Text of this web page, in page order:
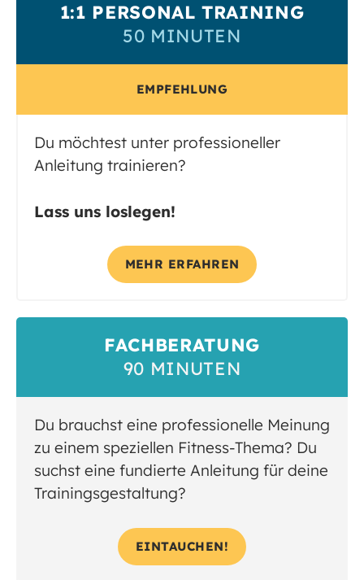
1:1 PERSONAL TRAINING
50 MINUTEN
EMPFEHLUNG
Du möchtest unter professioneller
Anleitung trainieren?
Lass uns loslegen!
MEHR ERFAHREN
FACHBERATUNG
90 MINUTEN
Du brauchst eine professionelle Meinung
zu einem speziellen Fitness-Thema? Du
suchst eine fundierte Anleitung für deine
Trainingsgestaltung?
EINTAUCHEN!